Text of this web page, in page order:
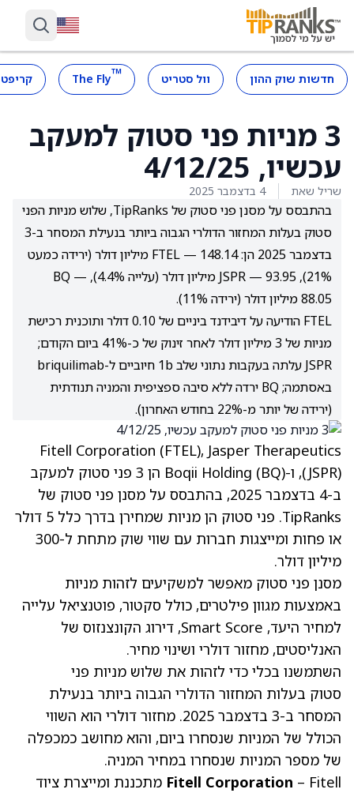
חדשות שוק ההון וול סטריט ™
The Fly
3 מניות פני סטוק למעקב
עכשיו, 4/12/25
שריל שאת 4 בדצמבר 2025
בהתבסס על מסנן פני סטוק של TipRanks, שלוש מניות הפני
סטוק בעלות המחזור הדולרי הגבוה ביותר בנעילת המסחר ב-3
בדצמבר 2025 הן: FTEL — 148.14 מיליון דולר (ירידה כמעט
21%), JSPR — 93.95 מיליון דולר (עלייה 4.4%), BQ —
88.05 מיליון דולר (ירידה 11%).
FTEL הודיעה על דיבידנד ביניים של 0.10 דולר ותוכנית רכישת
מניות של 3 מיליון דולר לאחר זינוק של כ-41% ביום הקודם;
JSPR עלתה בעקבות נתוני שלב 1b חיוביים ל-briquilimab
באסתמה; BQ ירדה ללא סיבה ספציפית והמניה תנודתית
(ירידה של יותר מ-22% בחודש האחרון).
Fitell Corporation (FTEL), Jasper Therapeutics
(JSPR), ו-Boqii Holding(BQ)
הן 3 פני סטוק למעקב
ב-4 בדצמבר 2025, בהתבסס על מסנן פני סטוק של
TipRanks. פני סטוק הן מניות שמחירן בדרך כלל 5 דולר
או פחות ומייצגות חברות עם שווי שוק מתחת ל-300
מיליון דולר.
מסנן פני סטוק מאפשר למשקיעים לזהות מניות
באמצעות מגוון פילטרים, כולל סקטור, פוטנציאל עלייה
למחיר היעד, Smart Score, דירוג הקונצנזוס של
האנליסטים, מחזור דולרי ושינוי מחיר.
השתמשנו בכלי כדי לזהות את שלוש מניות פני
סטוק בעלות המחזור הדולרי הגבוה ביותר בנעילת
המסחר ב-3 בדצמבר 2025. מחזור דולרי הוא השווי
הכולל של המניות שנסחרו ביום, והוא מחושב כמכפלה
של מספר המניות שנסחרו במחיר המניה.
Fitell Corporation – Fitell מתכננת ומייצרת ציוד